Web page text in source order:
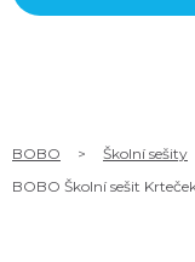
BOBO > Školní sešity
BOBO Školní sešit